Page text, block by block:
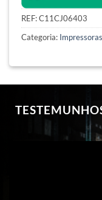
REF:C11CJ06403
Categoria: